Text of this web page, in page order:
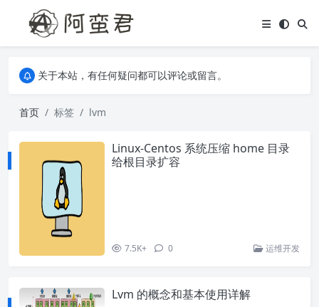
关于本站，有任何疑问都可以评论或留言。
关于本站，有任何疑问都可以评论或留言。
首页
标签 lvm
Linux-Centos 系统压缩 home 目录
给根目录扩容
7.5K+ 0 运维开发
Lvm 的概念和基本使用详解